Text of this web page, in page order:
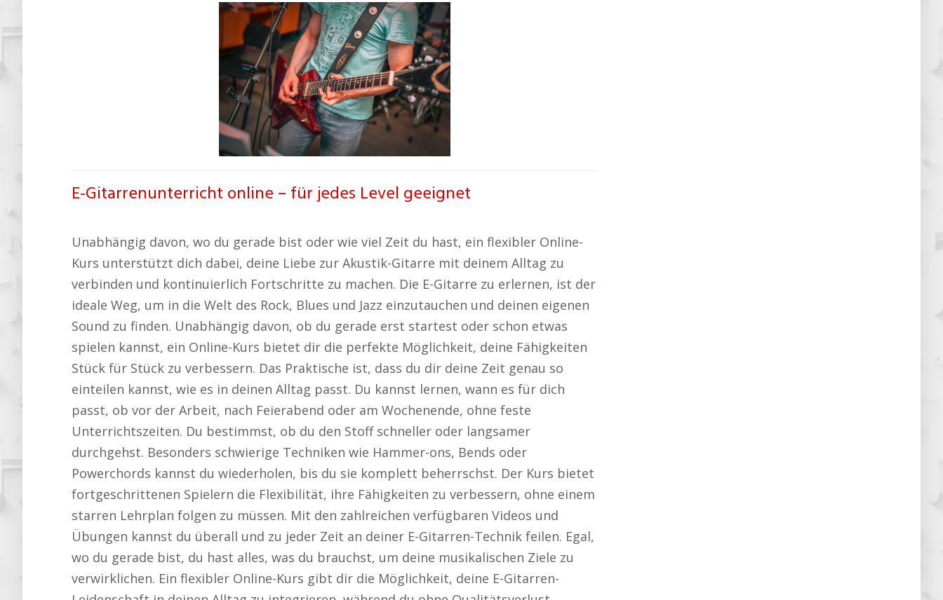
E-Gitarrenunterricht online – für jedes Level geeignet
Unabhängig davon, wo du gerade bist oder wie viel Zeit du hast, ein flexibler Online-
Kurs unterstützt dich dabei, deine Liebe zur Akustik-Gitarre mit deinem Alltag zu
verbinden und kontinuierlich Fortschritte zu machen. Die E-Gitarre zu erlernen, ist der
ideale Weg, um in die Welt des Rock, Blues und Jazz einzutauchen und deinen eigenen
Sound zu finden. Unabhängig davon, ob du gerade erst startest oder schon etwas
spielen kannst, ein Online-Kurs bietet dir die perfekte Möglichkeit, deine Fähigkeiten
Stück für Stück zu verbessern. Das Praktische ist, dass du dir deine Zeit genau so
einteilen kannst, wie es in deinen Alltag passt. Du kannst lernen, wann es für dich
passt, ob vor der Arbeit, nach Feierabend oder am Wochenende, ohne feste
Unterrichtszeiten. Du bestimmst, ob du den Stoff schneller oder langsamer
durchgehst. Besonders schwierige Techniken wie Hammer-ons, Bends oder
Powerchords kannst du wiederholen, bis du sie komplett beherrschst. Der Kurs bietet
fortgeschrittenen Spielern die Flexibilität, ihre Fähigkeiten zu verbessern, ohne einem
starren Lehrplan folgen zu müssen. Mit den zahlreichen verfügbaren Videos und
Übungen kannst du überall und zu jeder Zeit an deiner E-Gitarren-Technik feilen. Egal,
wo du gerade bist, du hast alles, was du brauchst, um deine musikalischen Ziele zu
verwirklichen. Ein flexibler Online-Kurs gibt dir die Möglichkeit, deine E-Gitarren-